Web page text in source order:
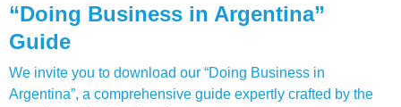
“Doing Business in Argentina”
Guide
We invite you to download our “Doing Business in
Argentina”, a comprehensive guide expertly crafted by the